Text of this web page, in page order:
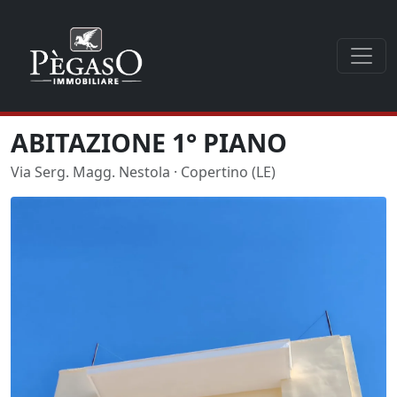
ABITAZIONE 1° PIANO
Via Serg. Magg. Nestola · Copertino (LE)